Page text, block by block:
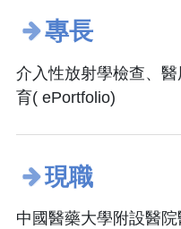
專長
介入性放射學檢查、
育( ePortfolio)
現職
中國醫藥大學附設醫